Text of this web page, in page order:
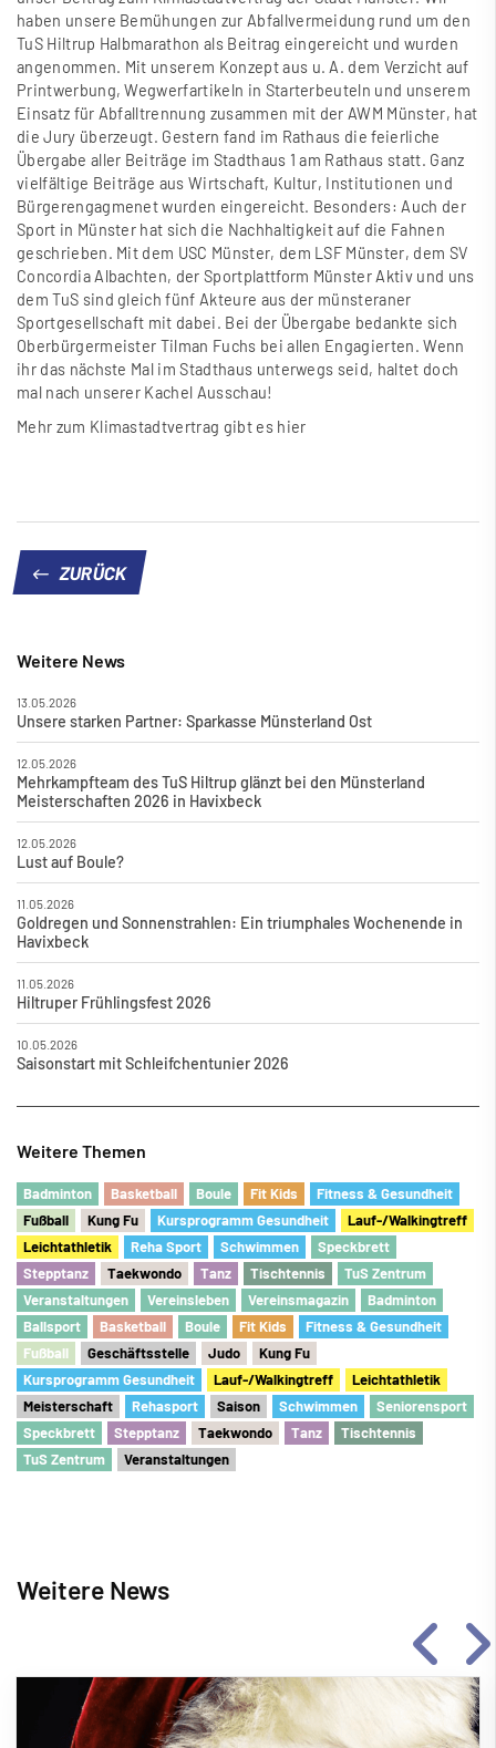
haben unsere Bemühungen zur Abfallvermeidung rund um den
TuS Hiltrup Halbmarathon als Beitrag eingereicht und wurden
angenommen. Mit unserem Konzept aus u. A. dem Verzicht auf
Printwerbung, Wegwerfartikeln in Starterbeuteln und unserem
Einsatz für Abfalltrennung zusammen mit der AWM Münster, hat
die Jury überzeugt. Gestern fand im Rathaus die feierliche
Übergabe aller Beiträge im Stadthaus 1 am Rathaus statt. Ganz
vielfältige Beiträge aus Wirtschaft, Kultur, Institutionen und
Bürgerengagmenet wurden eingereicht. Besonders: Auch der
Sport in Münster hat sich die Nachhaltigkeit auf die Fahnen
geschrieben. Mit dem USC Münster, dem LSF Münster, dem SV
Concordia Albachten, der Sportplattform Münster Aktiv und uns
dem TuS sind gleich fünf Akteure aus der münsteraner
Sportgesellschaft mit dabei. Bei der Übergabe bedankte sich
Oberbürgermeister Tilman Fuchs bei allen Engagierten. Wenn
ihr das nächste Mal im Stadthaus unterwegs seid, haltet doch
mal nach unserer Kachel Ausschau!
Mehr zum Klimastadtvertrag gibt es hier
ZURÜCK
Weitere News
13.05.2026
Unsere starken Partner: Sparkasse Münsterland Ost
12.05.2026
Mehrkampfteam des TuS Hiltrup glänzt bei den Münsterland
Meisterschaften 2026 in Havixbeck
12.05.2026
Lust auf Boule?
11.05.2026
Goldregen und Sonnenstrahlen: Ein triumphales Wochenende in
Havixbeck
11.05.2026
Hiltruper Frühlingsfest 2026
10.05.2026
Saisonstart mit Schleifchentunier 2026
Weitere Themen
Badminton Basketball Boule Fit Kids
Fitness & Gesundheit
Fußball Kung Fu Kursprogramm Gesundheit
Lauf-/Walkingtreff
Leichtathletik
Reha Sport Schwimmen
Speckbrett
Stepptanz
Taekwondo Tanz Tischtennis
TuS Zentrum
Veranstaltungen
Vereinsleben Vereinsmagazin
Badminton
Ballsport
Basketball Boule Fit Kids
Fitness & Gesundheit
Fußball Geschäftsstelle Judo
Kung Fu
Kursprogramm Gesundheit
Lauf-/Walkingtreff
Leichtathletik
Meisterschaft
Rehasport Saison Schwimmen
Seniorensport
Speckbrett
Stepptanz Taekwondo Tanz
Tischtennis
TuS Zentrum
Veranstaltungen
Weitere News